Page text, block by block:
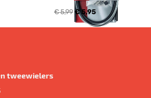
€ 5,99€ 5,95
tweewielers